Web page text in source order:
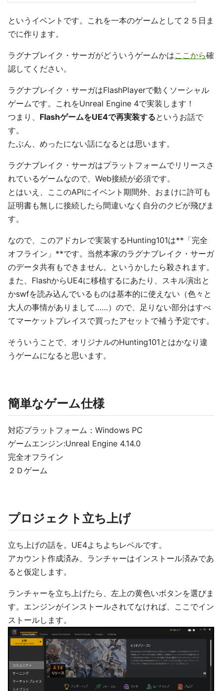
というイベントです。これを一本のゲームとして２５日ま
でに作ります。
ラグナブレイク・サーガがどういうゲームかはここから確
認してください。
ラグナブレイク・サーガはFlashPlayerで動くソーシャル
ゲームです。これをUnreal Engine 4で実装します！
つまり、 FlashゲームをUE4で再実装するというお話で
す。
たぶん、めったにない話になるとは思います。
ラグナブレイク・サーガはプラットフォームでリリースさ
れているゲームなので、Web接続が必須です。
とはいえ、ここのAPIにイベント期間外、おまけに許可も
証明書も無しに接続したら間違いなく自分のクビが飛びま
す。
なので、このアドカレで実装するHunting101は**「完全
オフライン」**です。当然本家のラグナブレイク・サーガ
のデータ共有もできません。というかしたら殺されます。
また、FlashからUE4に移植するにあたり、スキル演出と
かswfを読み込んでいるものは基本的に使えない（色々と
大人の事情がありまして……）ので、足りない部分はすべ
てマーケットプレイスで買ったアセットで補う予定です。
そういうことで、オリジナルのHunting101とはかなり違
うゲームになると思います。
簡単なゲーム仕様
対応プラットフォーム：Windows PC
ゲームエンジン:Unreal Engine 4.14.0
完全オフライン
２Ｄゲーム
プロジェクト立ち上げ
立ち上げの話を。UE4よちよちレベルです。
アカウント作成済み、ランチャーはインストール済みであ
ると仮定します。
ランチャーを立ち上げたら、左上の黄色いボタンを選びま
す。エンジンがインストールされてなければ、ここでイン
ストールします。